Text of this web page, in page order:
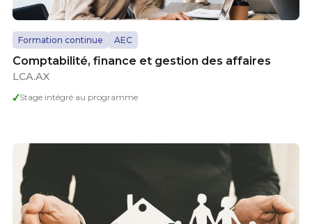
Formation continue AEC
Comptabilité, finance et gestion des affaires
LCA.AX
Stage intégré au programme